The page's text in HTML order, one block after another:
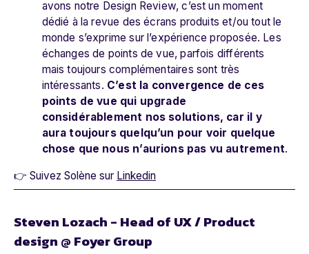
avons notre Design Review, c’est un moment
dédié à la revue des écrans produits et/ou tout le
monde s’exprime sur l’expérience proposée. Les
échanges de points de vue, parfois différents
mais toujours complémentaires sont très
intéressants. C’est la convergence de ces
points de vue qui upgrade
considérablement nos solutions, car il y
aura toujours quelqu’un pour voir quelque
chose que nous n’aurions pas vu autrement.
👉 Suivez Solène sur Linkedin
Steven Lozach - Head of UX / Product
design @ Foyer Group